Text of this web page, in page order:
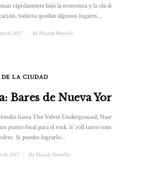
rápidamente bajo la economía y la ola de
todavía quedan algunos lugares...
de 2017 By Mandy Morello
DE LA CIUDAD
Bares de Nueva York
hasta The Velvet Underground, Nueva York
punto focal para el rock ‘n’ roll tanto como lo ha
Si puedes lograrlo...
de 2017 By Mandy Morello